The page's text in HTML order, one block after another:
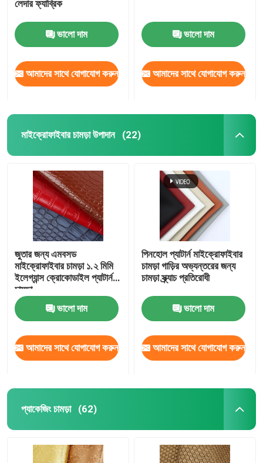
লেদার ফ্যাব্রিক
ভালো দাম
আমাদের সাথে যোগাযোগ করুন
ভালো দাম
আমাদের সাথে যোগাযোগ করুন
মাইক্রোফাইবার চামড়া উপাদান (22)
জুতার জন্য এমবসড
মাইক্রোফাইবার চামড়া ১.২ মিমি
ইলেগ্যান্স ক্রোকোডাইল প্যাটার্ন
চামড়া
ভালো দাম
আমাদের সাথে যোগাযোগ করুন
পিনহোল প্যাটার্ন মাইক্রোফাইবার
চামড়া গাড়ির অভ্যন্তরের জন্য
চামড়া স্ক্র্যাচ প্রতিরোধী
ভালো দাম
আমাদের সাথে যোগাযোগ করুন
প্যাকেজিং চামড়া (62)